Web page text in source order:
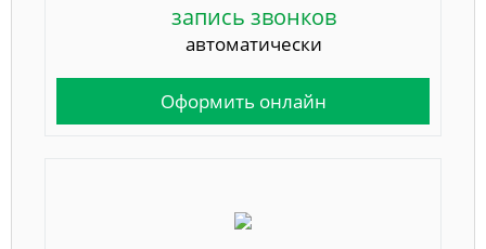
запись звонков
автоматически
Оформить онлайн